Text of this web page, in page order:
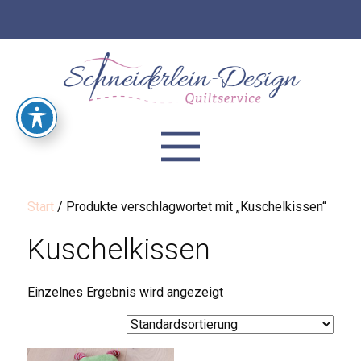
Start / Produkte verschlagwortet mit „Kuschelkissen“
Kuschelkissen
Einzelnes Ergebnis wird angezeigt